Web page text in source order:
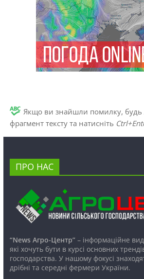
Якщо ви знайшли помилку, будь
фрагмент тексту та натисніть
ПРО НАС
“News Агро-Центр”– інформаційне
які хочуть бути в курсі основних
господарства. У нашому фокусі
дрібні та середні фермери України.